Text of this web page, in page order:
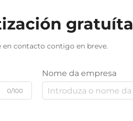
gratuíta
en contacto contigo en breve.
0/100
Nome da empresa